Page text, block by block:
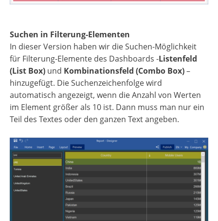
Suchen in Filterung-Elementen
In dieser Version haben wir die Suchen-Möglichkeit
für Filterung-Elemente des Dashboards -Listenfeld
(List Box) und Kombinationsfeld (Combo Box)–
hinzugefügt. Die Suchenzeichenfolge wird
automatisch angezeigt, wenn die Anzahl von Werten
im Element größer als 10 ist. Dann muss man nur ein
Teil des Textes oder den ganzen Text angeben.